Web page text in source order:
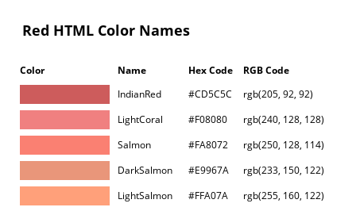
Red HTML Color Names
Color Name Hex Code
RGB Code
IndianRed
#CD5C5C
rgb(205, 92, 92)
LightCoral
#F08080
rgb(240, 128, 128)
Salmon
#FA8072
rgb(250, 128, 114)
DarkSalmon
#E9967A
rgb(233, 150, 122)
LightSalmon
#FFA07A
rgb(255, 160, 122)